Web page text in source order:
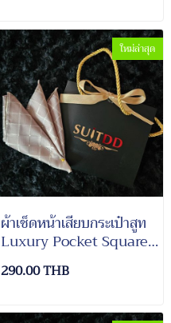
ใหม่ล่าสุด
ผ้าเช็ดหน้าเสียบกระเป๋าสูท
Luxury Pocket Square
Suit#7
290.00 THB